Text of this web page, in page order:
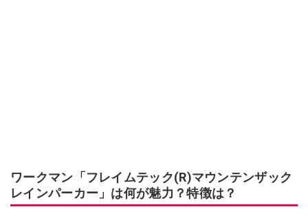
ワークマン「フレイムテック(R)マウンテンザック
レインパーカー」は何が魅力？特徴は？